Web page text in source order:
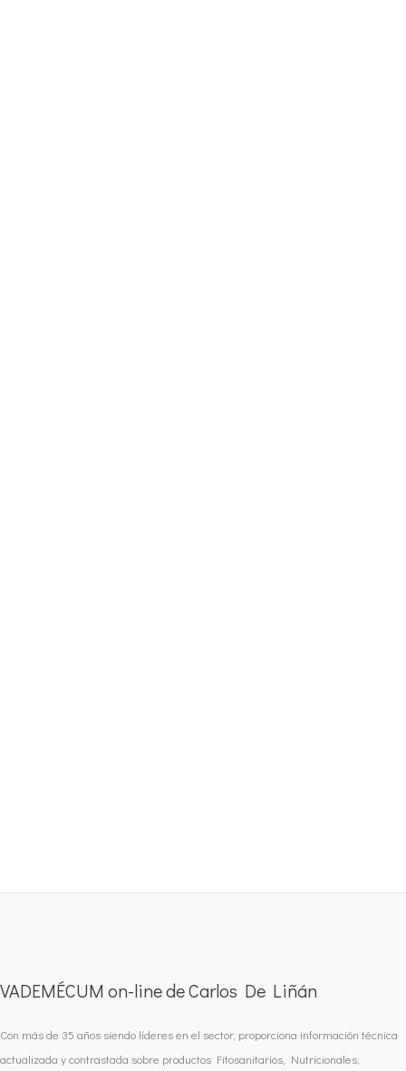
VADEMÉCUM on-line de Carlos De Liñán
Con más de 35 años siendo líderes en el sector, proporciona información técnica
actualizada y contrastada sobre productos Fitosanitarios, Nutricionales,